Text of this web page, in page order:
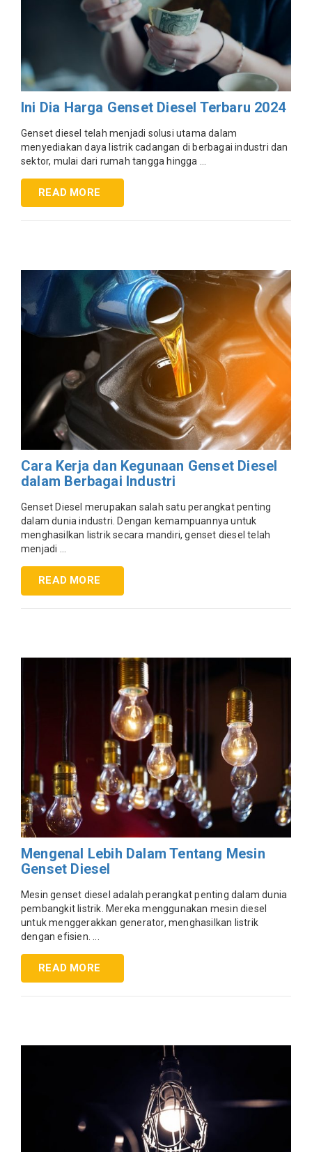
Ini Dia Harga Genset Diesel Terbaru 2024
Genset diesel telah menjadi solusi utama dalam
menyediakan daya listrik cadangan di berbagai industri dan
sektor, mulai dari rumah tangga hingga ...
READ MORE
Cara Kerja dan Kegunaan Genset Diesel
dalam Berbagai Industri
Genset Diesel merupakan salah satu perangkat penting
dalam dunia industri. Dengan kemampuannya untuk
menghasilkan listrik secara mandiri, genset diesel telah
menjadi ...
READ MORE
Mengenal Lebih Dalam Tentang Mesin
Genset Diesel
Mesin genset diesel adalah perangkat penting dalam dunia
pembangkit listrik. Mereka menggunakan mesin diesel
untuk menggerakkan generator, menghasilkan listrik
dengan efisien. ...
READ MORE